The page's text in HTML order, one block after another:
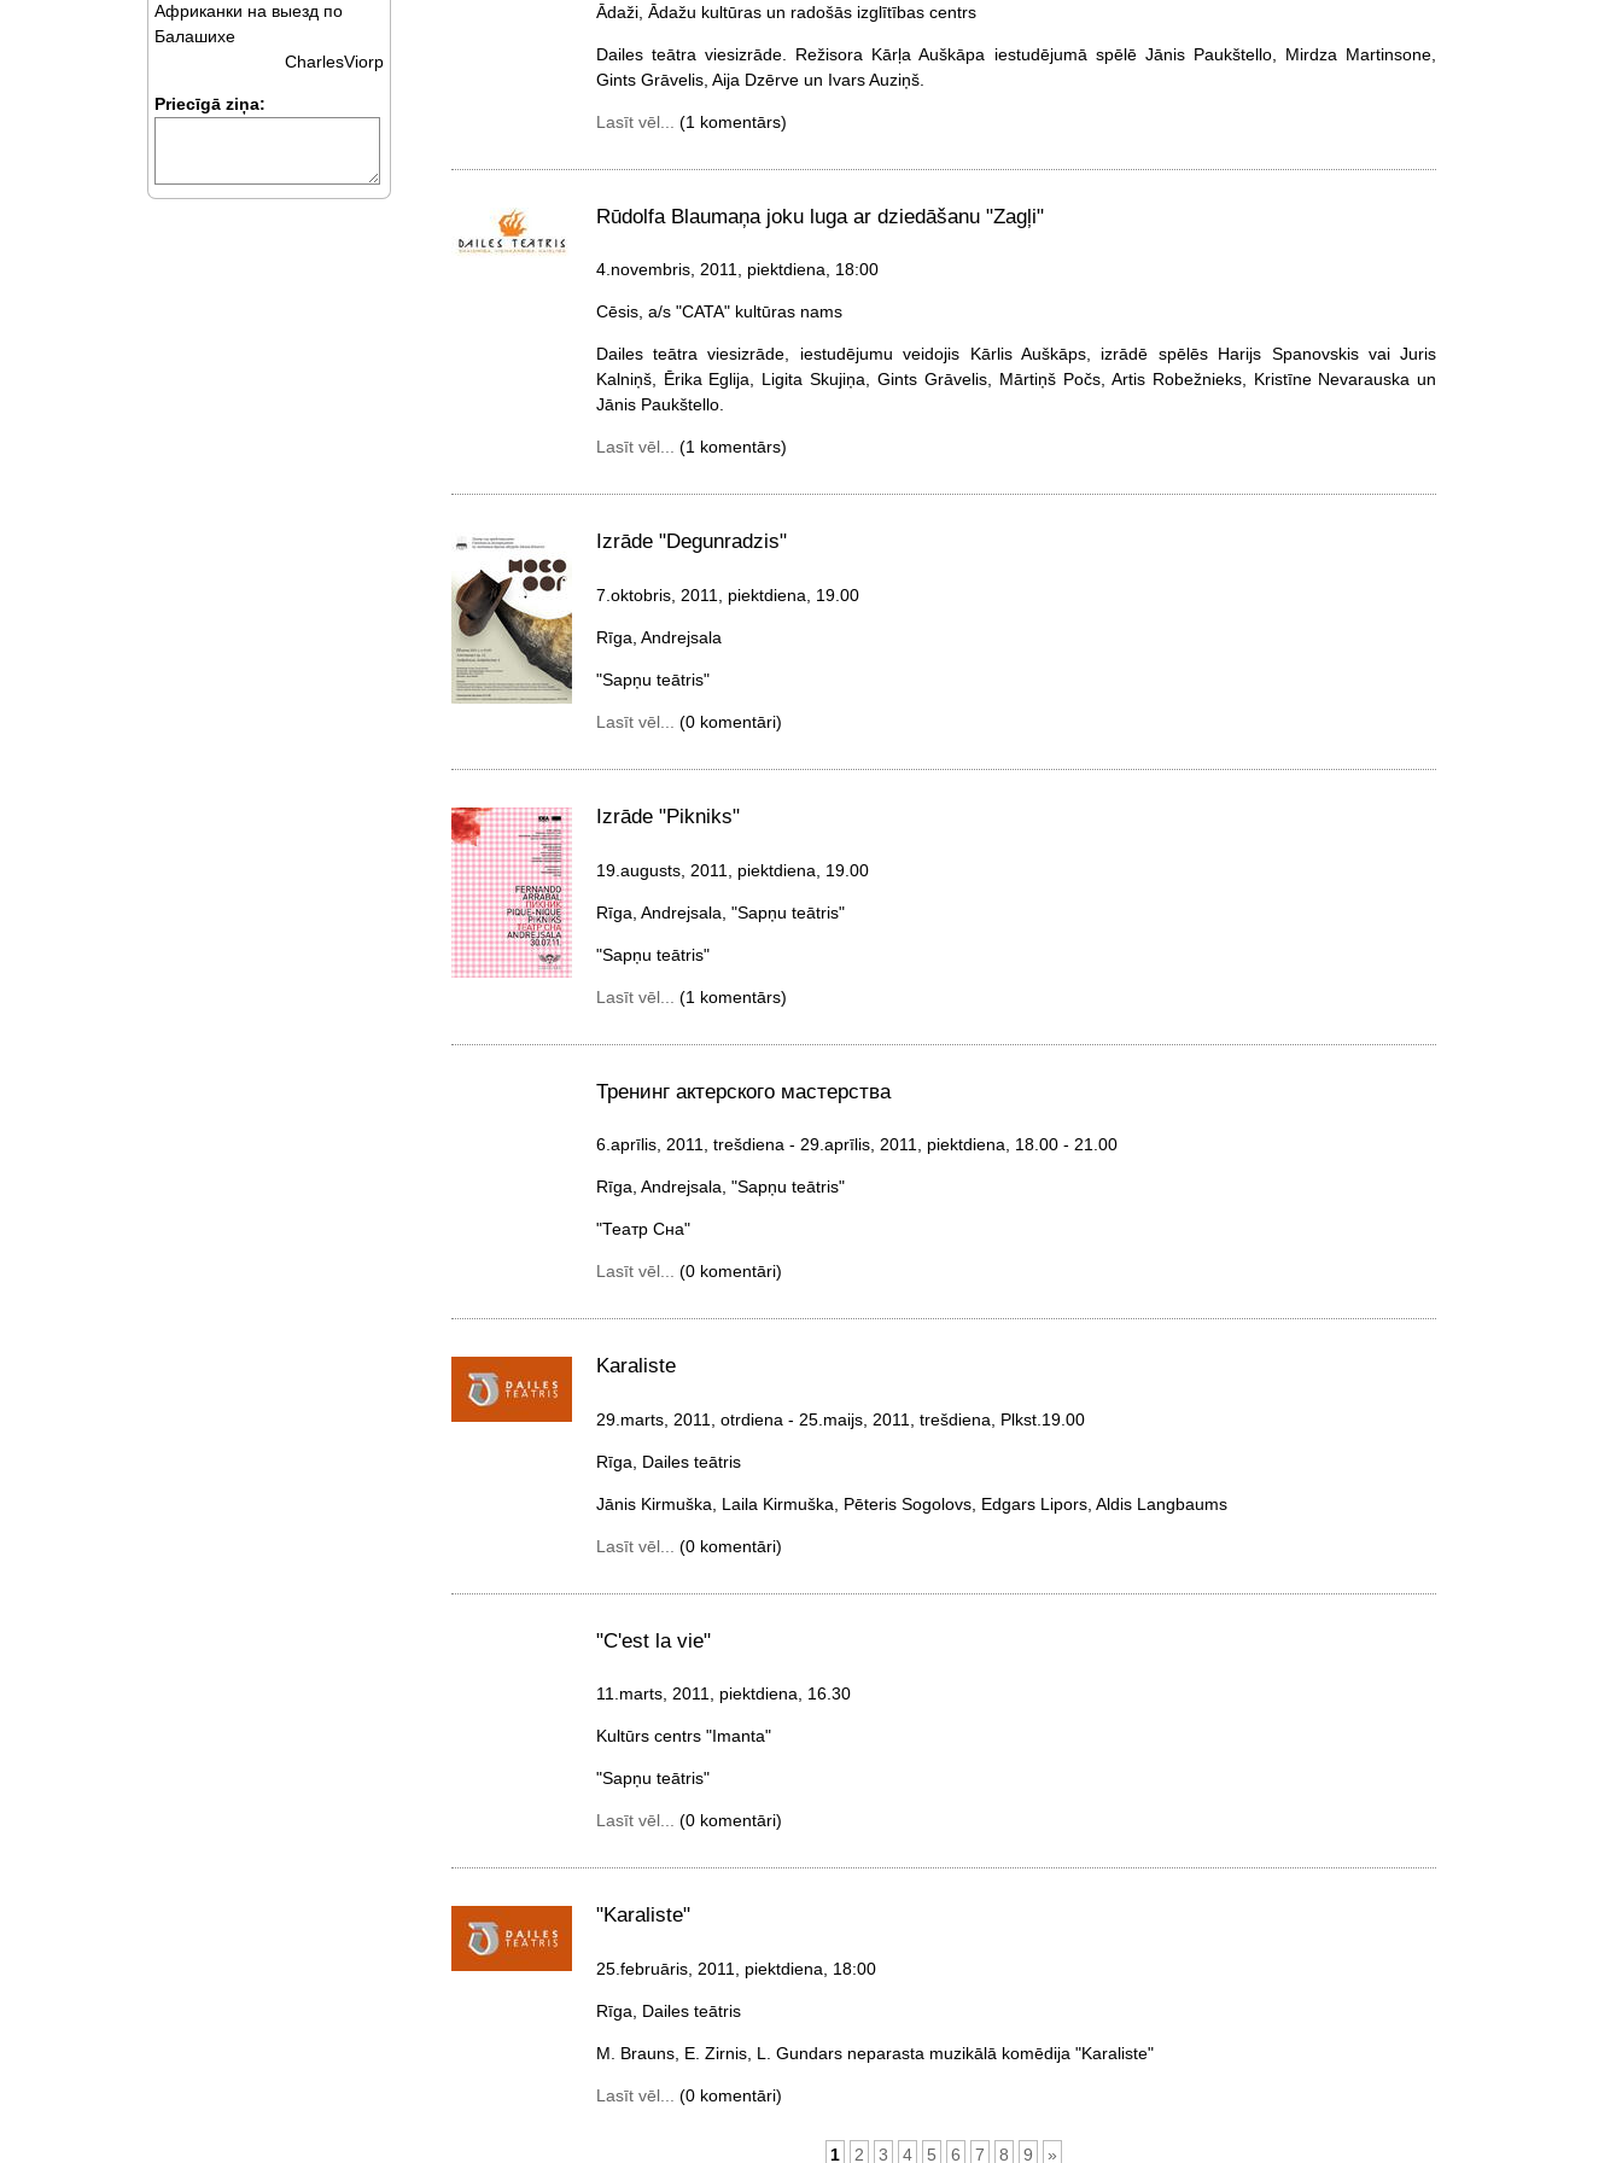
Ādaži, Ādažu kultūras un radošās izglītības centrs
Dailes teātra viesizrāde. Režisora Kārļa Auškāpa iestudējumā spēlē Jānis Paukštello, Mirdza Martinsone,
Gints Grāvelis, Aija Dzērve un Ivars Auziņš.
Lasīt vēl... (1 komentārs)
Rūdolfa Blaumaņa joku luga ar dziedāšanu "Zagļi"
4.novembris, 2011, piektdiena, 18:00
Cēsis, a/s "CATA" kultūras nams
Dailes teātra viesizrāde, iestudējumu veidojis Kārlis Auškāps, izrādē spēlēs Harijs Spanovskis vai Juris
Kalniņš, Ērika Eglija, Ligita Skujiņa, Gints Grāvelis, Mārtiņš Počs, Artis Robežnieks, Kristīne Nevarauska un
Jānis Paukštello.
Lasīt vēl... (1 komentārs)
Izrāde "Degunradzis"
7.oktobris, 2011, piektdiena , 19.00
Rīga, Andrejsala
"Sapņu teātris"
Lasīt vēl... (0 komentāri)
Izrāde "Pikniks"
19.augusts, 2011, piektdiena , 19.00
Rīga, Andrejsala, "Sapņu teātris"
"Sapņu teātris"
Lasīt vēl... (1 komentārs)
Тренинг актерского мастерства
6.aprīlis, 2011, trešdiena - 29.aprīlis, 2011, piektdiena , 18.00 - 21.00
Rīga, Andrejsala, "Sapņu teātris"
"Театр Сна"
Lasīt vēl... (0 komentāri)
Karaliste
29.marts, 2011, otrdiena - 25.maijs, 2011, trešdiena , Plkst.19.00
Rīga, Dailes teātris
Jānis Kirmuška, Laila Kirmuška, Pēteris Sogolovs, Edgars Lipors, Aldis Langbaums
Lasīt vēl... (0 komentāri)
"C'est la vie"
11.marts, 2011, piektdiena, 16.30
Kultūrs centrs "Imanta"
"Sapņu teātris"
Lasīt vēl... (0 komentāri)
"Karaliste"
25.februāris, 2011, piektdiena , 18:00
Rīga, Dailes teātris
M. Brauns, E. Zirnis, L. Gundars neparasta muzikālā komēdija "Karaliste"
Lasīt vēl... (0 komentāri)
1 2 3 4 5 6 7 8 9 »
Африканки на выезд по
Балашихе
CharlesViorp
Priecīgā ziņa: